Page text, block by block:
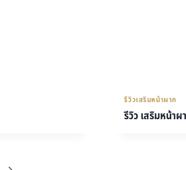
รีวิวเสริมหน้าผาก
รีวิว เสริมหน้า